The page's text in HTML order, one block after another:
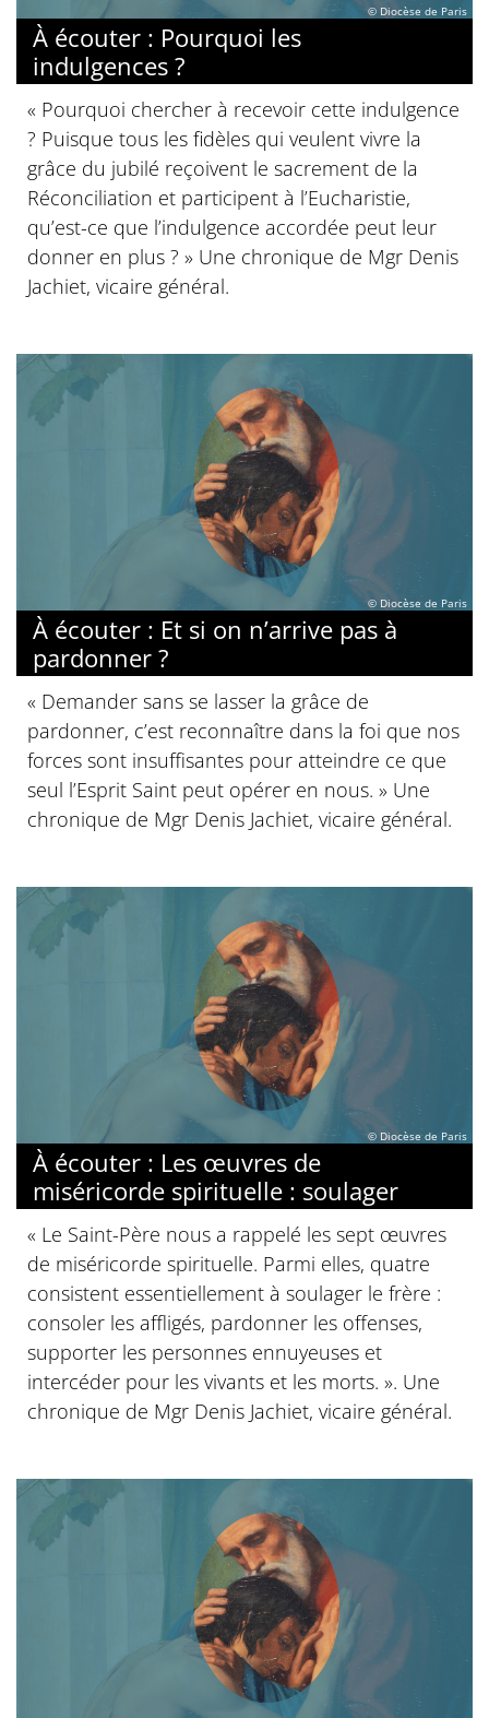
© Diocèse de Paris
À écouter : Pourquoi les
indulgences ?
« Pourquoi chercher à recevoir cette indulgence
? Puisque tous les fidèles qui veulent vivre la
grâce du jubilé reçoivent le sacrement de la
Réconciliation et participent à l’Eucharistie,
qu’est-ce que l’indulgence accordée peut leur
donner en plus ? » Une chronique de Mgr Denis
Jachiet, vicaire général.
© Diocèse de Paris
À écouter : Et si on n’arrive pas à
pardonner ?
« Demander sans se lasser la grâce de
pardonner, c’est reconnaître dans la foi que nos
forces sont insuffisantes pour atteindre ce que
seul l’Esprit Saint peut opérer en nous. » Une
chronique de Mgr Denis Jachiet, vicaire général.
© Diocèse de Paris
À écouter : Les œuvres de
miséricorde spirituelle : soulager
« Le Saint-Père nous a rappelé les sept œuvres
de miséricorde spirituelle. Parmi elles, quatre
consistent essentiellement à soulager le frère :
consoler les affligés, pardonner les offenses,
supporter les personnes ennuyeuses et
intercéder pour les vivants et les morts. ». Une
chronique de Mgr Denis Jachiet, vicaire général.